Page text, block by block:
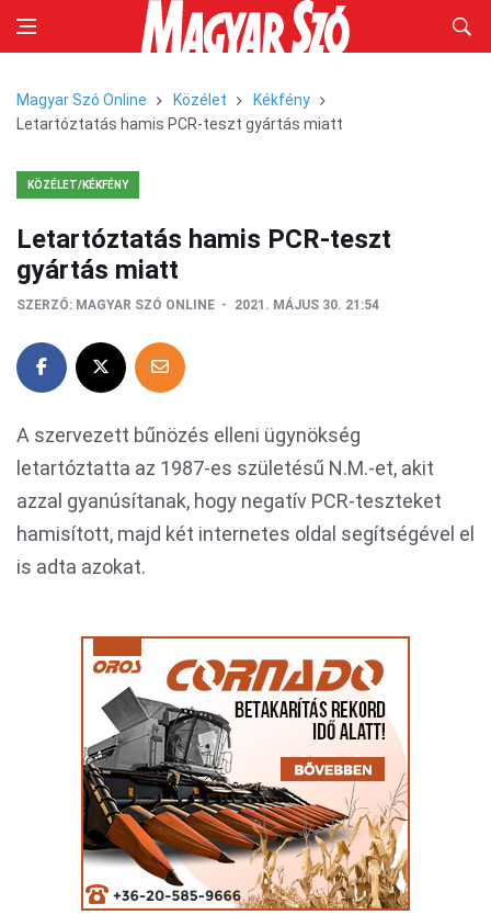
Magyar Szó Online Közélet
Kékfény
Letartóztatás hamis PCR-teszt gyártás miatt
KÖZÉLET/KÉKFÉNY
Letartóztatás hamis PCR-teszt
gyártás miatt
SZERZŐ: MAGYAR SZÓ ONLINE 2021. MÁJUS 30. 21:54
A szervezett bűnözés elleni ügynökség
letartóztatta az 1987-es születésű N.M.-et, akit
azzal gyanúsítanak, hogy negatív PCR-teszteket
hamisított, majd két internetes oldal segítségével el
is adta azokat.